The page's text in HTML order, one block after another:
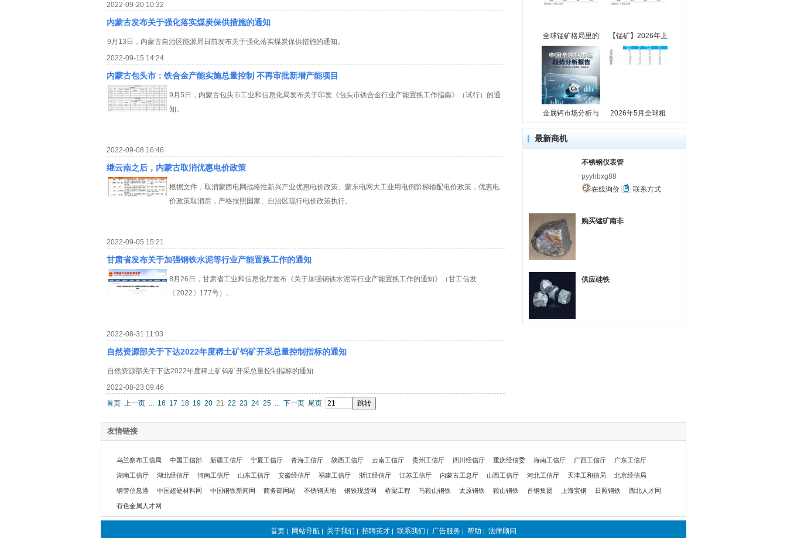
2022-09-20 10:32
内蒙古发布关于强化落实煤炭保供措施的通知
9月13日，内蒙古自治区能源局日前发布关于强化落实煤炭保供措施的通知。
2022-09-15 14:24
内蒙古包头市：铁合金产能实施总量控制 不再审批新增产能项目
9月5日，内蒙古包头市工业和信息化局发布关于印发《包头市铁合金行业产能置换工作指南》（试行）的通
知。
2022-09-08 16:46
继云南之后，内蒙古取消优惠电价政策
根据文件，取消蒙西电网战略性新兴产业优惠电价政策、蒙东电网大工业用电倒阶梯输配电价政策，优惠电
价政策取消后，严格按照国家、自治区现行电价政策执行。
2022-09-05 15:21
甘肃省发布关于加强钢铁水泥等行业产能置换工作的通知
8月26日，甘肃省工业和信息化厅发布《关于加强钢铁水泥等行业产能置换工作的通知》（甘工信发
〔2022〕177号）。
2022-08-31 11:03
自然资源部关于下达2022年度稀土矿钨矿开采总量控制指标的通知
自然资源部关于下达2022年度稀土矿钨矿开采总量控制指标的通知
2022-08-23 09:46
首页 上一页 ... 16 17 18 19 20 21 22 23 24 25 ... 下一页 尾页
全球锰矿格局里的 【锰矿】2026年上
金属钙市场分析与 2026年5月全球粗
最新商机
不锈钢仪表管
pyyhbxg88
在线询价
联系方式
购买锰矿南非
供应硅铁
友情链接
乌兰察布工信局 中国工信部 新疆工信厅 宁夏工信厅 青海工信厅 陕西工信厅 云南工信厅 贵州工信厅 四川经信厅 重庆经信委 海南工信厅 广西工信厅 广东工信厅
湖南工信厅 湖北经信厅 河南工信厅 山东工信厅 安徽经信厅 福建工信厅 浙江经信厅 江苏工信厅 内蒙古工息厅 山西工信厅 河北工信厅 天津工和信局 北京经信局
钢管信息港 中国超硬材料网 中国钢铁新闻网 商务部网站 不锈钢天地 钢铁现货网 桥梁工程 马鞍山钢铁 太原钢铁 鞍山钢铁 首钢集团 上海宝钢 日照钢铁 西北人才网
有色金属人才网
首页 | 网站导航 | 关于我们 | 招聘英才 | 联系我们 | 广告服务 | 帮助 | 法律顾问